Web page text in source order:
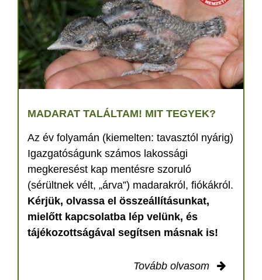
MADARAT TALÁLTAM! MIT TEGYEK?
Az év folyamán (kiemelten: tavasztól nyárig)
Igazgatóságunk számos lakossági
megkeresést kap mentésre szoruló
(sérültnek vélt, „árva”) madarakról, fiókákról.
Kérjük, olvassa el összeállításunkat,
mielőtt kapcsolatba lép velünk, és
tájékozottságával segítsen másnak is!
Tovább olvasom